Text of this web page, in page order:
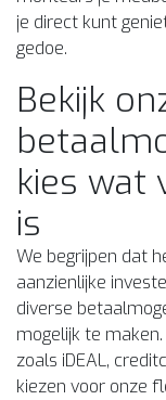
je direct kunt
gedoe.
Bekijk
kies wat
is
We begrijpen dat
aanzienlijke
diverse
mogelijk te
zoals iDEAL,
kiezen voor onze